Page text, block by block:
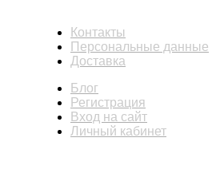
Контакты
Персональные данные
Доставка
Блог
Регистрация
Вход на сайт
Личный кабинет